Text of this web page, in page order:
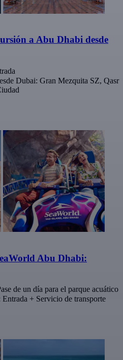
a Abu Dhabi desde
Dubai: Gran Mezquita SZ, Qasr
Abu Dhabi:
de un día para el parque acuático
+ Servicio de transporte